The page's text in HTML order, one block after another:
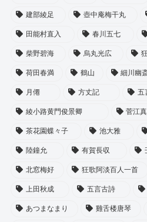
建部綾足 壺中庵梅干丸
田能村直入 春川五七
柴野碧海 烏丸光広
荷田春満 鶴山 細川幽
月僊 方丈記 五
綾小路黄門俊景卿 菅江
茶花園蝶々子 池大雅
陸鐘允 有賀長収
北窓梅好 狂歌阿淡百人一首
上田秋成 五言古詩
あつまなまり 雞舌楼唐琴